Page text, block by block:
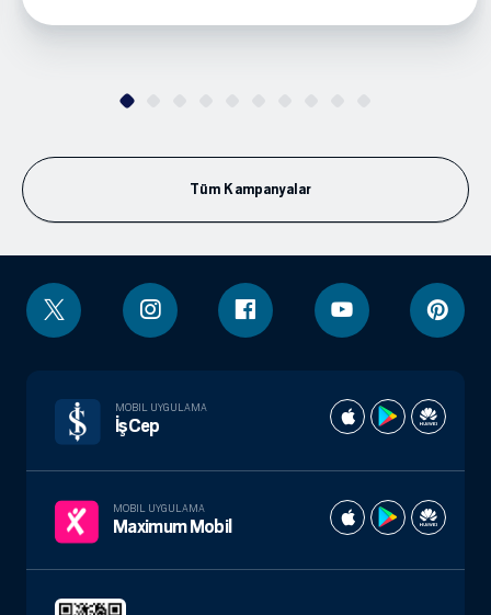
Tüm Kampanyalar
MOBIL UYGULAMA
İşCep
MOBIL UYGULAMA
Maximum Mobil